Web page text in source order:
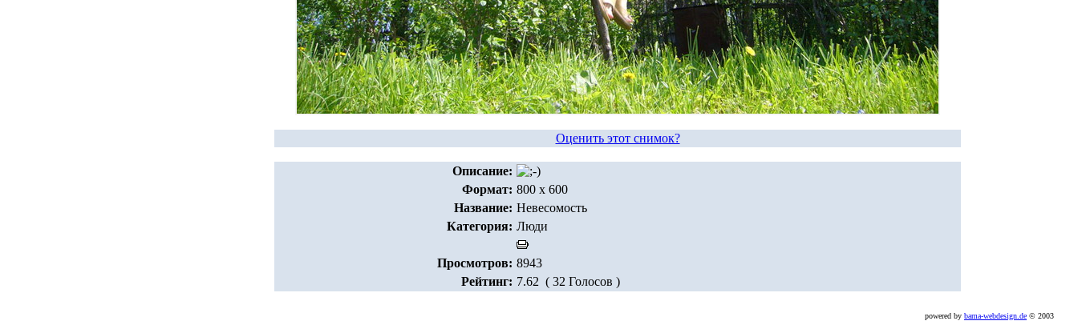
Оценить этот снимок?
Описание:
Формат: 800 x 600
Название: Невесомость
Категория: Люди
Просмотров: 8943
Рейтинг: 7.62 ( 32 Голосов )
powered by bama-webdesign.de © 2003